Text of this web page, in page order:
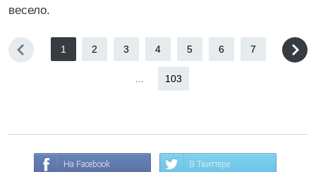
весело.
1 2 3 4 5 6 7
103
На Facebook В Твиттере